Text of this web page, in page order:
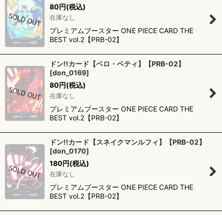
80円(税込)
在庫なし
プレミアムブースター ONE PIECE CARD THE
BEST vol.2【PRB-02】
ドン!!カード【ベロ・ベティ】【PRB-02】
[don_0169]
80円(税込)
在庫なし
プレミアムブースター ONE PIECE CARD THE
BEST vol.2【PRB-02】
ドン!!カード【スネイクマンルフィ】【PRB-02】
[don_0170]
180円(税込)
在庫なし
プレミアムブースター ONE PIECE CARD THE
BEST vol.2【PRB-02】